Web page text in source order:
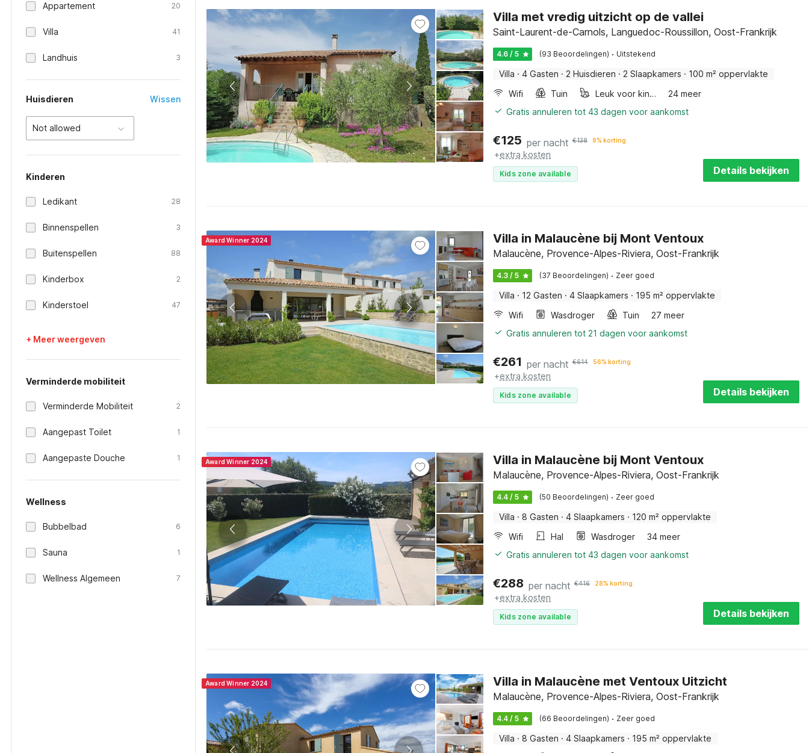
Appartement 20
Villa 41
Landhuis 3
Huisdieren Wissen
Not allowed
Kinderen
Ledikant 28
Binnenspellen 3
Buitenspellen 88
Kinderbox 2
Kinderstoel 47
+ Meer weergeven
Verminderde mobiliteit
Verminderde Mobiliteit 2
Aangepast Toilet 1
Aangepaste Douche 1
Wellness
Bubbelbad 6
Sauna 1
Wellness Algemeen 7
Villa met vredig uitzicht op de vallei
Saint-Laurent-de-Carnols, Languedoc-Roussillon, Oost-Frankrijk
4.6 / 5 (93 Beoordelingen) · Uitstekend
Villa · 4 Gasten · 2 Huisdieren · 2 Slaapkamers · 100 m² oppervlakte
Wifi
Tuin Leuk voor kinderen
24 meer
Gratis annuleren tot 43 dagen voor aankomst
€125 per nacht €138 9% korting
+extra kosten
Kids zone available Details bekijken
Award Winner 2024 Villa in Malaucène bij Mont Ventoux
Malaucène, Provence-Alpes-Riviera, Oost-Frankrijk
4.3 / 5 (37 Beoordelingen) · Zeer goed
Villa · 12 Gasten · 4 Slaapkamers · 195 m² oppervlakte
Wifi
Wasdroger Tuin
27 meer
Gratis annuleren tot 21 dagen voor aankomst
€261 per nacht €614 56% korting
+extra kosten
Kids zone available Details bekijken
Award Winner 2024 Villa in Malaucène bij Mont Ventoux
Malaucène, Provence-Alpes-Riviera, Oost-Frankrijk
4.4 / 5 (50 Beoordelingen) · Zeer goed
Villa · 8 Gasten · 4 Slaapkamers · 120 m² oppervlakte
Wifi
Hal Wasdroger
34 meer
Gratis annuleren tot 43 dagen voor aankomst
€288 per nacht €416 28% korting
+extra kosten
Kids zone available Details bekijken
Award Winner 2024 Villa in Malaucène met Ventoux Uitzicht
Malaucène, Provence-Alpes-Riviera, Oost-Frankrijk
4.4 / 5 (66 Beoordelingen) · Zeer goed
Villa · 8 Gasten · 4 Slaapkamers · 195 m² oppervlakte